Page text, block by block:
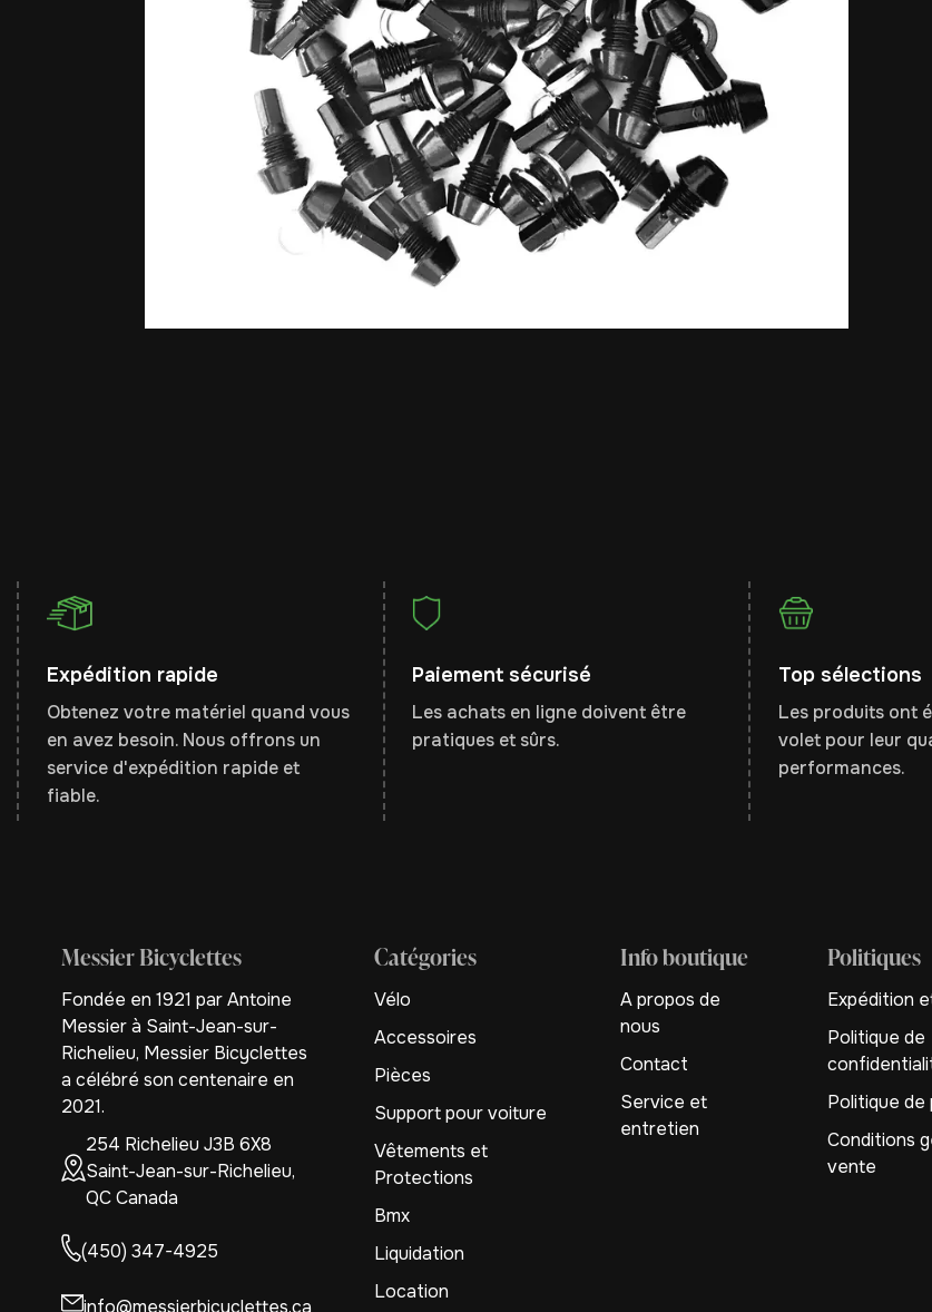
Expédition rapide
Obtenez votre matériel quand vous
en avez besoin. Nous offrons un
service d'expédition rapide et
fiable.
Paiement sécurisé
Les achats en ligne doivent être
pratiques et sûrs.
Top sélections
Les produits ont
volet pour leur
performances.
Messier Bicyclettes
Fondée en 1921 par Antoine
Messier à Saint-Jean-sur-
Richelieu, Messier Bicyclettes
a célébré son centenaire en
2021.
254 Richelieu J3B 6X8
Saint-Jean-sur-Richelieu,
QC Canada
(450) 347-4925
info@messierbicyclettes.ca
Catégories
Vélo
Accessoires
Pièces
Support pour voiture
Vêtements et
Protections
Bmx
Liquidation
Location
Info boutique
A propos de
nous
Contact
Service et
entretien
Politiques
Expédition
Politique de
Politique de
Conditions
vente